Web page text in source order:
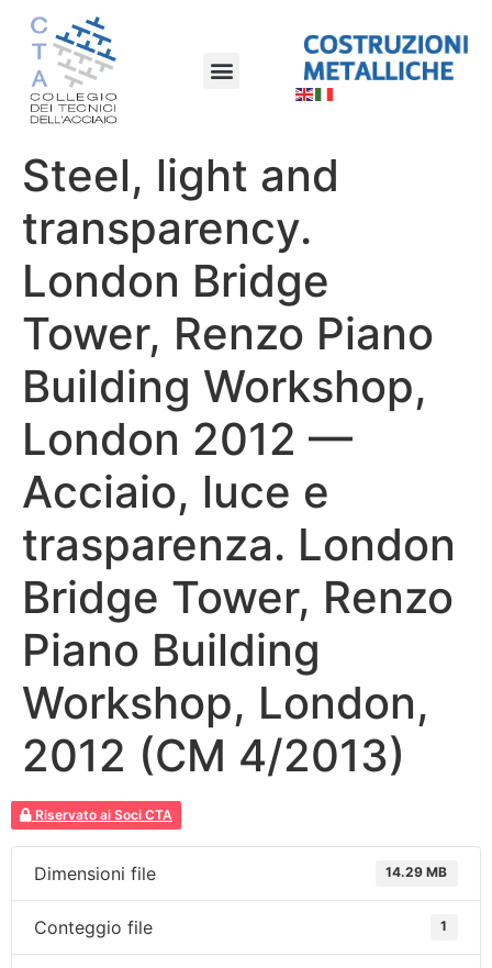
Steel, light and
transparency.
London Bridge
Tower, Renzo Piano
Building Workshop,
London 2012 —
Acciaio, luce e
trasparenza. London
Bridge Tower, Renzo
Piano Building
Workshop, London,
2012 (CM 4/2013)
Riservato ai Soci CTA
Dimensioni file 14.29 MB
Conteggio file 1